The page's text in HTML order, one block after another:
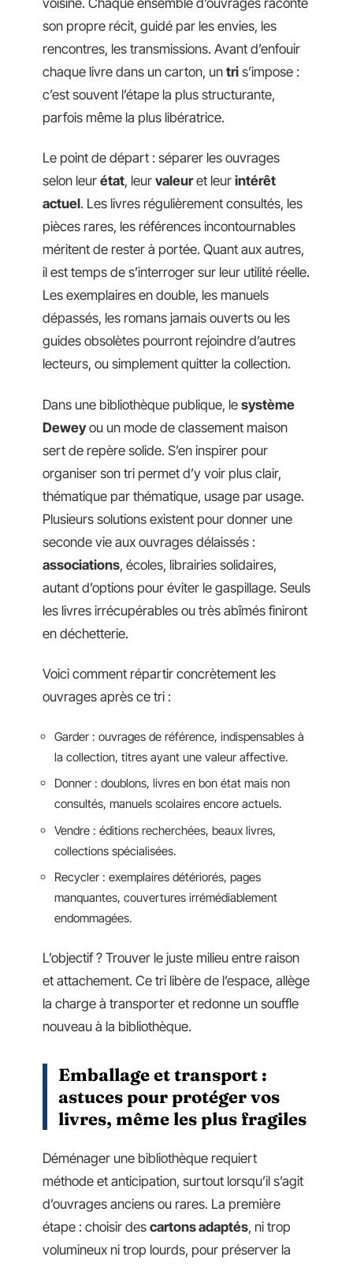
son propre récit, guidé par les envies, les
rencontres, les transmissions. Avant d’enfouir
chaque livre dans un carton, un tri s’impose :
c’est souvent l’étape la plus structurante,
parfois même la plus libératrice.
Le point de départ : séparer les ouvrages
selon leur état, leur valeuret leur intérêt
actuel. Les livres régulièrement consultés, les
pièces rares, les références incontournables
méritent de rester à portée. Quant aux autres,
il est temps de s’interroger sur leur utilité réelle.
Les exemplaires en double, les manuels
dépassés, les romans jamais ouverts ou les
guides obsolètes pourront rejoindre d’autres
lecteurs, ou simplement quitter la collection.
Dans une bibliothèque publique, le système
Deweyou un mode de classement maison
sert de repère solide. S’en inspirer pour
organiser son tri permet d’y voir plus clair,
thématique par thématique, usage par usage.
Plusieurs solutions existent pour donner une
seconde vie aux ouvrages délaissés :
associations, écoles, librairies solidaires,
autant d’options pour éviter le gaspillage. Seuls
les livres irrécupérables ou très abîmés finiront
en déchetterie.
Voici comment répartir concrètement les
ouvrages après ce tri :
Garder : ouvrages de référence, indispensables à
la collection, titres ayant une valeur affective.
Donner : doublons, livres en bon état mais non
consultés, manuels scolaires encore actuels.
Vendre : éditions recherchées, beaux livres,
collections spécialisées.
Recycler : exemplaires détériorés, pages
manquantes, couvertures irrémédiablement
endommagées.
L’objectif ? Trouver le juste milieu entre raison
et attachement. Ce tri libère de l’espace, allège
la charge à transporter et redonne un souffle
nouveau à la bibliothèque.
Emballage et transport :
astuces pour protéger vos
livres, même les plus fragiles
Déménager une bibliothèque requiert
méthode et anticipation, surtout lorsqu’il s’agit
d’ouvrages anciens ou rares. La première
étape : choisir des cartons adaptés, ni trop
volumineux ni trop lourds, pour préserver la